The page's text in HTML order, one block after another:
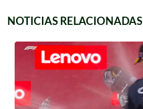
NOTICIAS RELACIONADAS